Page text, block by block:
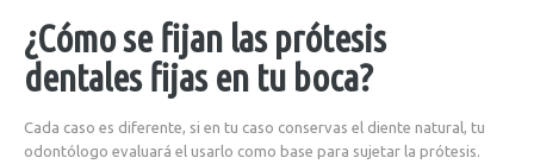
¿Cómo se fijan las prótesis
dentales fijas en tu boca?
Cada caso es diferente, si en tu caso conservas el diente natural, tu
odontólogo evaluará el usarlo como base para sujetar la prótesis.